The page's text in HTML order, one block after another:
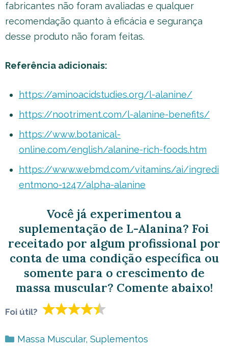
fabricantes não foram avaliadas e qualquer
recomendação quanto à eficácia e segurança
desse produto não foram feitas.
Referência adicionais:
https://aminoacidstudies.org/l-alanine/
https://nootriment.com/l-alanine-benefits/
https://www.botanical-
online.com/english/alanine-rich-foods.htm
https://www.webmd.com/vitamins/ai/ingredi
entmono-1247/alpha-alanine
Você já experimentou a
suplementação de L-Alanina? Foi
receitado por algum profissional por
conta de uma condição específica ou
somente para o crescimento de
massa muscular? Comente abaixo!
Foi útil?
Categorias
Massa Muscular, Suplementos